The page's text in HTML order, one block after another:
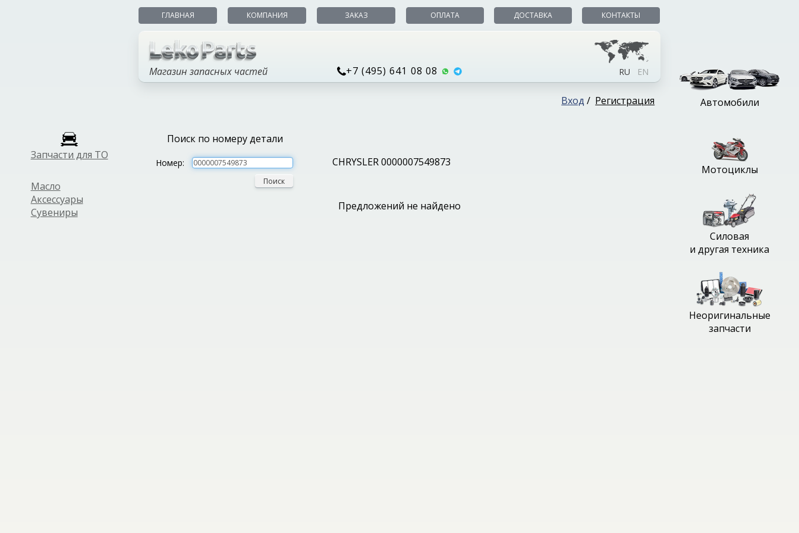
Запчасти для ТО
Масло
Аксессуары
Сувениры
ГЛАВНАЯ КОМПАНИЯ ЗАКАЗ ОПЛАТА ДОСТАВКА КОНТАКТЫ
Магазин запасных частей +7 (495) 641 08 08 RU EN
Вход / Регистрация
Поиск по номеру детали
Номер:
Поиск
CHRYSLER 0000007549873
Предложений не найдено
Автомобили
Мотоциклы
Силовая
и другая техника
Неоригинальные
запчасти